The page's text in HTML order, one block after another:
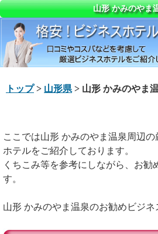
山形 かみのやま
トップ> 山形県 > 山形 かみのやま
ここでは山形 かみのやま温泉周辺
ホテルをご紹介しております。
くちこみ等を参考にしながら、お勧
す。
山形 かみのやま温泉のお勧めビジネ